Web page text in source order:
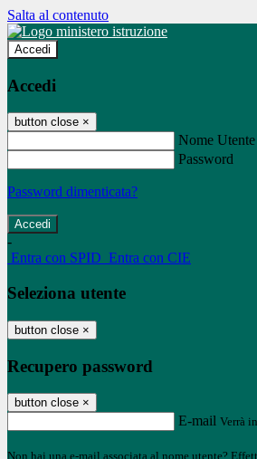
Salta al contenuto
Accedi
Accedi
button close ×
Nome Utente
Password
Password dimenticata?
-
Entra con SPID Entra con CIE
Seleziona utente
button close ×
Recupero password
button close ×
E-mail Verrà
Non hai una e-mail associata al nome utente?